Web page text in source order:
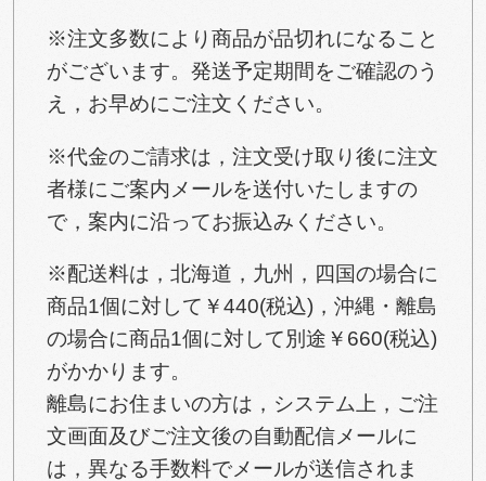
※注文多数により商品が品切れになること
がございます。発送予定期間をご確認のう
え，お早めにご注文ください。
※代金のご請求は，注文受け取り後に注文
者様にご案内メールを送付いたしますの
で，案内に沿ってお振込みください。
※配送料は，北海道，九州，四国の場合に
商品1個に対して￥440(税込)，沖縄・離島
の場合に商品1個に対して別途￥660(税込)
がかかります。
離島にお住まいの方は，システム上，ご注
文画面及びご注文後の自動配信メールに
は，異なる手数料でメールが送信されま